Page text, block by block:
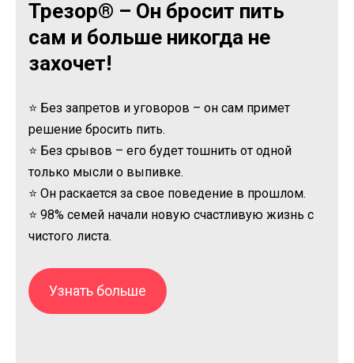
Трезор® – Он бросит пить
сам и больше никогда не
захочет!
⭐ Без запретов и уговоров – он сам примет
решение бросить пить.
⭐ Без срывов – его будет тошнить от одной
только мысли о выпивке.
⭐ Он раскается за свое поведение в прошлом.
⭐ 98% семей начали новую счастливую жизнь с
чистого листа.
Узнать больше